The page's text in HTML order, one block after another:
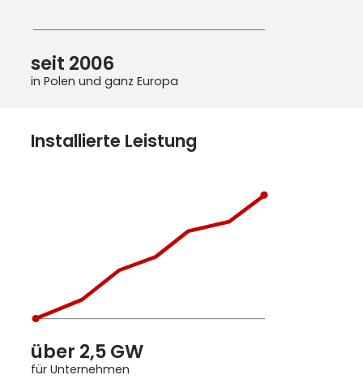
seit 2006
in Polen und ganz Europa
Installierte Leistung
über 2,5 GW
für Unternehmen